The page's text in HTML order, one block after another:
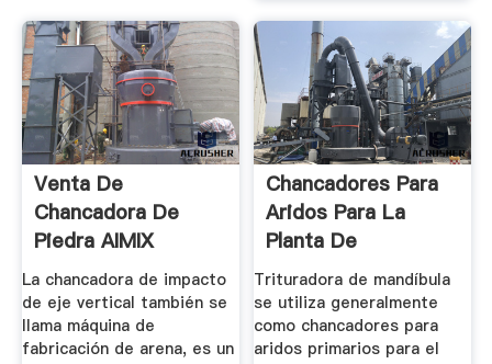
Venta De
Chancadora De
Piedra AIMIX
Trituradora De
Piedra
La chancadora de impacto
de eje vertical también se
llama máquina de
fabricación de arena, es un
Chancadores Para
Aridos Para La
Planta De
Trituración De ...
Trituradora de mandíbula
se utiliza generalmente
como chancadores para
aridos primarios para el